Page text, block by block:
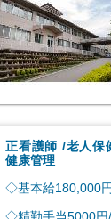
正看護師 老人保
健康管理
◇基本給180,000